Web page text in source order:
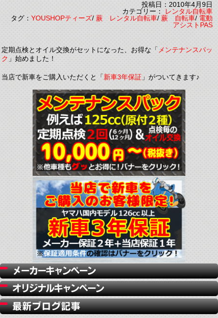
投稿日：2010年4月9日
カテゴリー：レンタル自転車
タグ：YOUSHOPティーズ/蕨 レンタル自転車/蕨 自転車/電動
アシストPAS
定期点検とオイル交換がセットになった、お得な「メンテナンスパッ
ク」始めました！
当店で新車をご購入いただくと「新車3年保証」がついてきます♪